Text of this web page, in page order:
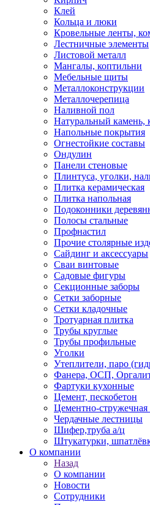
Клей
Кольца и люки
Кровельные ленты,
Лестничные элементы
Листовой металл
Мангалы, коптильни
Мебельные щиты
Металлоконструкции
Металлочерепица
Наливной пол
Натуральный камень,
Напольные покрытия
Огнестойкие составы
Ондулин
Панели стеновые
Плинтуса, уголки,
Плитка керамическая
Плитка напольная
Подоконники
Полосы стальные
Профнастил
Прочие столярные
Сайдинг и аксессуары
Сваи винтовые
Садовые фигуры
Секционные заборы
Сетки заборные
Сетки кладочные
Тротуарная плитка
Трубы круглые
Трубы профильные
Уголки
Утеплители, паро
Фанера, ОСП,
Фартуки кухонные
Цемент, пескобетон
Цементно-стружечная
Чердачные лестницы
Шифер,труба а/ц
Штукатурки,
О компании
Назад
О компании
Новости
Сотрудники